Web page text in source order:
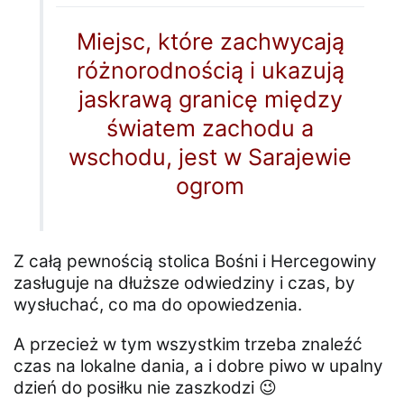
Miejsc, które zachwycają
różnorodnością i ukazują
jaskrawą granicę między
światem zachodu a
wschodu, jest w Sarajewie
ogrom
Z całą pewnością stolica Bośni i Hercegowiny
zasługuje na dłuższe odwiedziny i czas, by
wysłuchać, co ma do opowiedzenia.
A przecież w tym wszystkim trzeba znaleźć
czas na lokalne dania, a i dobre piwo w upalny
dzień do posiłku nie zaszkodzi 😉